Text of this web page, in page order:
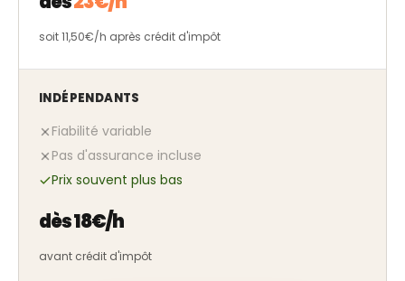
soit 11,50€/h après crédit d'impôt
INDÉPENDANTS
Fiabilité variable
Pas d'assurance incluse
Prix souvent plus bas
dès 18€/h
avant crédit d'impôt